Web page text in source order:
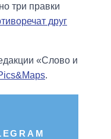
три правки
друг
«Слово и
.